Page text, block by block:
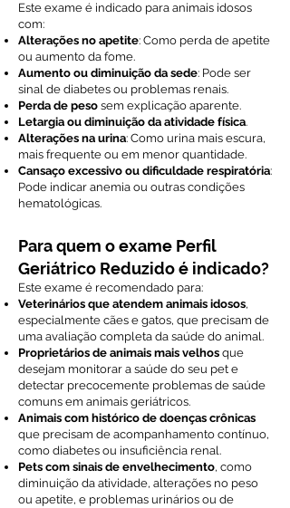
Este exame é indicado para animais idosos
com:
Alterações no apetite: Como perda de apetite
ou aumento da fome.
Aumento ou diminuição da sede: Pode ser
sinal de diabetes ou problemas renais.
Perda de peso sem explicação aparente.
Letargia ou diminuição da atividade física.
Alterações na urina: Como urina mais escura,
mais frequente ou em menor quantidade.
Cansaço excessivo ou dificuldade respiratória:
Pode indicar anemia ou outras condições
hematológicas.
Para quem o exame Perfil
Geriátrico Reduzido é indicado?
Este exame é recomendado para:
Veterinários que atendem animais idosos,
especialmente cães e gatos, que precisam de
uma avaliação completa da saúde do animal.
Proprietários de animais mais velhos que
desejam monitorar a saúde do seu pet e
detectar precocemente problemas de saúde
comuns em animais geriátricos.
Animais com histórico de doenças crônicas
que precisam de acompanhamento contínuo,
como diabetes ou insuficiência renal.
Pets com sinais de envelhecimento, como
diminuição da atividade, alterações no peso
ou apetite, e problemas urinários ou de